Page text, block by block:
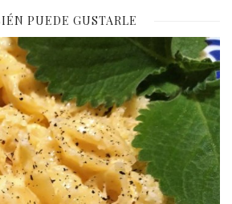
PUEDE GUSTARLE